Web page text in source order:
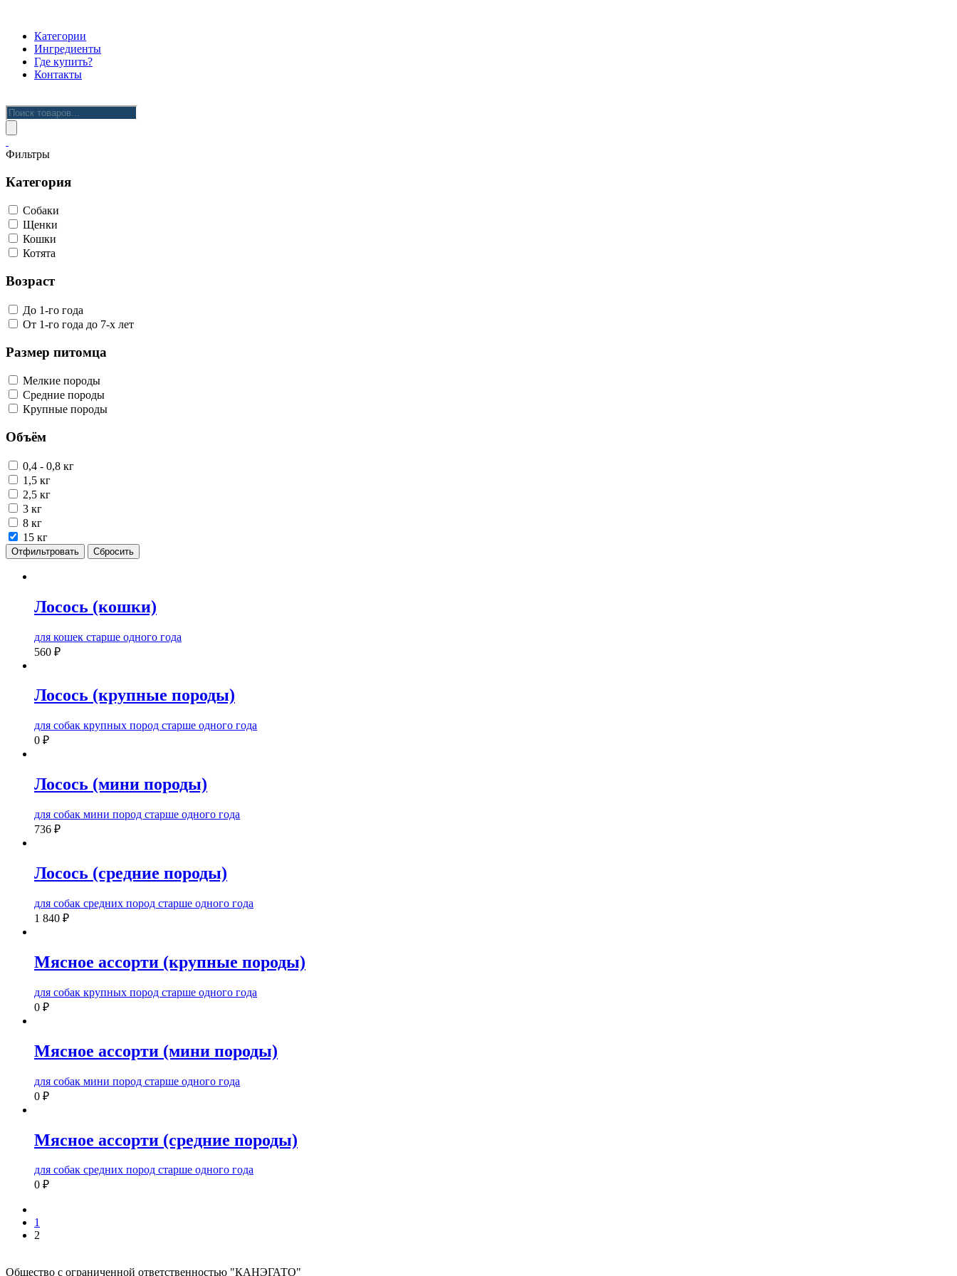
Категории
Ингредиенты
Где купить?
Контакты
Поиск
товаров
Фильтры
Категория
Собаки
Щенки
Кошки
Котята
Возраст
До 1-го года
От 1-го года до 7-х лет
Размер питомца
Мелкие породы
Средние породы
Крупные породы
Объём
0,4 - 0,8 кг
1,5 кг
2,5 кг
3 кг
8 кг
15 кг
Отфильтровать Сбросить
Лосось (кошки)
для кошек старше одного года
560 ₽
Лосось (крупные породы)
для собак крупных пород старше одного года
0 ₽
Лосось (мини породы)
для собак мини пород старше одного года
736 ₽
Лосось (средние породы)
для собак средних пород старше одного года
1 840 ₽
Мясное ассорти (крупные породы)
для собак крупных пород старше одного года
0 ₽
Мясное ассорти (мини породы)
для собак мини пород старше одного года
0 ₽
Мясное ассорти (средние породы)
для собак средних пород старше одного года
0 ₽
1
2
Общество с ограниченной ответственностью "КАНЭГАТО"